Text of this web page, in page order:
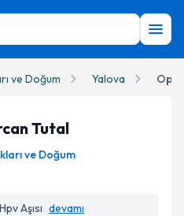
ve Doğum Yalova Op.
Tutal
ve Doğum
Aşısı devamı